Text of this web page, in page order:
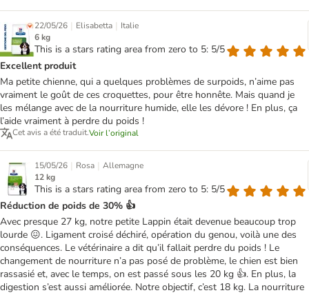
22/05/26 | Elisabetta | Italie
6 kg
This is a stars rating area from zero to 5: 5/5
Excellent produit
Ma petite chienne, qui a quelques problèmes de surpoids, n’aime pas
vraiment le goût de ces croquettes, pour être honnête. Mais quand je
les mélange avec de la nourriture humide, elle les dévore ! En plus, ça
l’aide vraiment à perdre du poids !
Cet avis a été traduit.Voir l’original
15/05/26 | Rosa | Allemagne
12 kg
This is a stars rating area from zero to 5: 5/5
Réduction de poids de 30% 👍
Avec presque 27 kg, notre petite Lappin était devenue beaucoup trop
lourde 😖. Ligament croisé déchiré, opération du genou, voilà une des
conséquences. Le vétérinaire a dit qu’il fallait perdre du poids ! Le
changement de nourriture n’a pas posé de problème, le chien est bien
rassasié et, avec le temps, on est passé sous les 20 kg 👍. En plus, la
digestion s’est aussi améliorée. Notre objectif, c’est 18 kg. La nourriture